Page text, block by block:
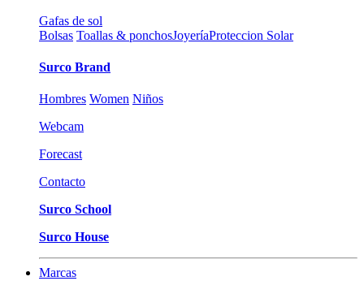
Gafas de sol
Bolsas Toallas & ponchosJoyeríaProteccion Solar
Surco Brand
Hombres Women Niños
Webcam
Forecast
Contacto
Surco School
Surco House
Marcas